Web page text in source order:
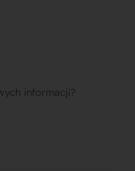
informacji?